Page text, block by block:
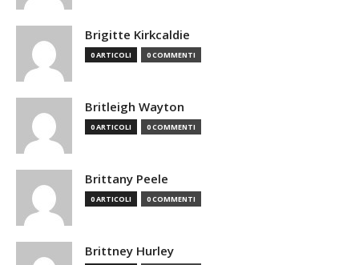
Brigitte Kirkcaldie
0 ARTICOLI 0 COMMENTI
Britleigh Wayton
0 ARTICOLI 0 COMMENTI
Brittany Peele
0 ARTICOLI 0 COMMENTI
Brittney Hurley